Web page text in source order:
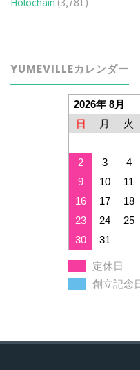
Holochain (3,781)
YUMEVILLEカレンダー
2026年 8月
日
月 火
2
3 4
9
10 11
16
17 18
23
24 25
30
31
定休日
創立記念